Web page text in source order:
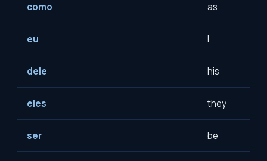
como as
eu I
dele his
eles they
ser be